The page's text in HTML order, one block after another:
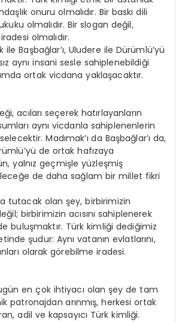
onuru olmalıdır. Bir baskı dili
olmalıdır. Bir slogan değil,
olmalıdır.
ile Başbağlar’ı, Uludere ile Dürümlü’yü
aynı insani sesle sahiplenebildiği
ortak vicdana yaklaşacaktır.
acıları seçerek hatırlayanların
aynı vicdanla sahiplenenlerin
Madımak’ı da Başbağlar’ı da,
de ortak hafızaya
yalnız geçmişle yüzleşmiş
de daha sağlam bir millet fikri
tutacak olan şey, birbirimizin
birbirimizin acısını sahiplenerek
buluşmaktır. Türk kimliği dediğimiz
şudur: Aynı vatanın evlatlarını,
olarak görebilme iradesi.
en çok ihtiyacı olan şey de tam
patronajdan arınmış, herkesi ortak
adil ve kapsayıcı Türk kimliği.